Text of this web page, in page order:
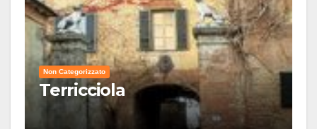
Non Categorizzato
Terricciola